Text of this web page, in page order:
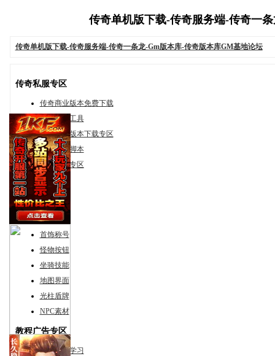
传奇单机版下载-传奇服务端-传奇一
传奇单机版下载-传奇服务端-传奇一条龙-Gm版本库-传奇版本库GM基地论坛
传奇私服专区
传奇商业版本免费下载
传奇私服工具
页游手游版本下载专区
传奇私服脚本
有问必答专区
素材补丁专区
武器法宝
衣服时装
首饰称号
怪物按钮
坐骑技能
地图界面
光柱盾牌
NPC素材
教程广告专区
视屏教程学习